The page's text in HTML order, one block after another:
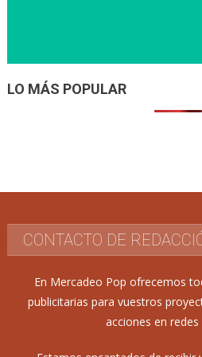
LO MÁS POPULAR
CONTACTO DE
En Mercadeo Pop ofrecemos
publicitarias para vuestros
acciones en redes